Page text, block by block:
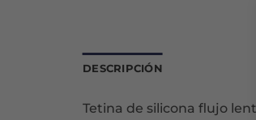
DESCRIPCIÓN
Tetina de silicona flujo